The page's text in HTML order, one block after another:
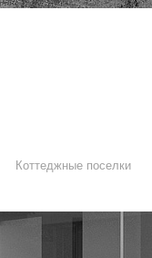
Коттеджные поселки